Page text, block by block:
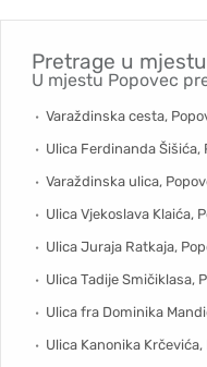
Pretrage u mjestu
U mjestu Popovec
Varaždinska cesta,
Ulica Ferdinanda Šišića,
Varaždinska ulica,
Ulica Vjekoslava Klaića,
Ulica Juraja Ratkaja,
Ulica Tadije Smičiklasa,
Ulica fra Dominika
Ulica Kanonika Krčevića,